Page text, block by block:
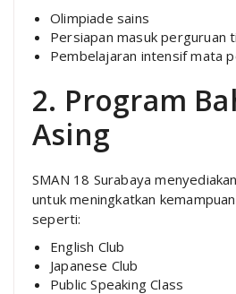
Olimpiade sains
Persiapan masuk perguruan
Pembelajaran intensif mata
2. Program
Asing
SMAN 18 Surabaya
untuk meningkatkan
seperti:
English Club
Japanese Club
Public Speaking Class